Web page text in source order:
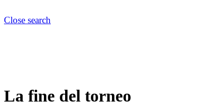
Close search
La fine del torneo